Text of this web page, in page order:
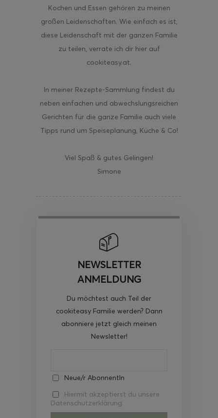
Kochen und Essen gehören zu meinen
großen Leidenschaften. Wie einfach es ist,
diese Leidenschaft mit der ganzen Familie
zu teilen, verrate ich dir hier auf
cookiteasy.at.
In meiner Rezepte-Sammlung findest du
neben einfachen und abwechslungsreichen
Gerichten für die ganze Familie auch viele
Tipps rund um Speiseplanung, Küche & Co!
Viel Spaß & gutes Gelingen!
Simone
NEWSLETTER
ANMELDUNG
Du möchtest auch Teil der
cookiteasy Familie werden? Dann
abonniere jetzt gleich meinen
Newsletter!
Neue/r AbonnentIn
Hiermit akzeptierst du unsere
Datenschutzerklärung.